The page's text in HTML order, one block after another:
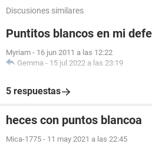
Discusiones similares
Puntitos blancos en mi
Myriam - 16 jun 2011 a las 12:22
Gemma - 15 jul 2022 a las 23:19
5 respuestas
heces con puntos blancoa
Mica-1775 - 11 may 2021 a las 22:45